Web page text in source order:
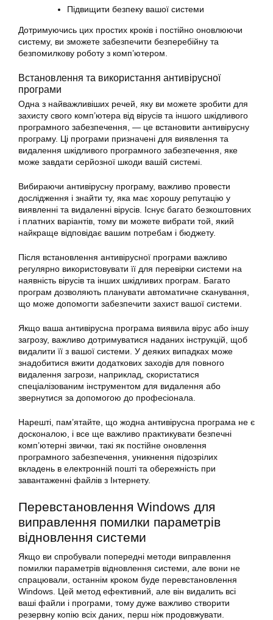
Підвищити безпеку вашої системи
Дотримуючись цих простих кроків і постійно оновлюючи
систему, ви зможете забезпечити безперебійну та
безпомилкову роботу з комп’ютером.
Встановлення та використання антивірусної
програми
Одна з найважливіших речей, яку ви можете зробити для
захисту свого комп’ютера від вірусів та іншого шкідливого
програмного забезпечення, — це встановити антивірусну
програму. Ці програми призначені для виявлення та
видалення шкідливого програмного забезпечення, яке
може завдати серйозної шкоди вашій системі.
Вибираючи антивірусну програму, важливо провести
дослідження і знайти ту, яка має хорошу репутацію у
виявленні та видаленні вірусів. Існує багато безкоштовних
і платних варіантів, тому ви можете вибрати той, який
найкраще відповідає вашим потребам і бюджету.
Після встановлення антивірусної програми важливо
регулярно використовувати її для перевірки системи на
наявність вірусів та інших шкідливих програм. Багато
програм дозволяють планувати автоматичне сканування,
що може допомогти забезпечити захист вашої системи.
Якщо ваша антивірусна програма виявила вірус або іншу
загрозу, важливо дотримуватися наданих інструкцій, щоб
видалити її з вашої системи. У деяких випадках може
знадобитися вжити додаткових заходів для повного
видалення загрози, наприклад, скористатися
спеціалізованим інструментом для видалення або
звернутися за допомогою до професіонала.
Нарешті, пам’ятайте, що жодна антивірусна програма не є
досконалою, і все ще важливо практикувати безпечні
комп’ютерні звички, такі як постійне оновлення
програмного забезпечення, уникнення підозрілих
вкладень в електронній пошті та обережність при
завантаженні файлів з Інтернету.
Перевстановлення Windows для
виправлення помилки параметрів
відновлення системи
Якщо ви спробували попередні методи виправлення
помилки параметрів відновлення системи, але вони не
спрацювали, останнім кроком буде перевстановлення
Windows. Цей метод ефективний, але він видалить всі
ваші файли і програми, тому дуже важливо створити
резервну копію всіх даних, перш ніж продовжувати.